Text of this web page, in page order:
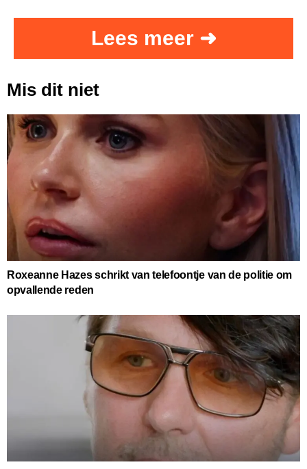
Lees meer ➜
Mis dit niet
Roxeanne Hazes schrikt van telefoontje van de politie om
opvallende reden